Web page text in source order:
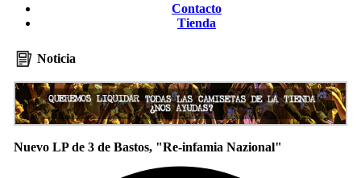
Contacto
Tienda
Noticia
Nuevo LP de 3 de Bastos, "Re-infamia Nazional"